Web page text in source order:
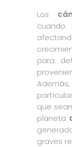
Los
cuando
para
que
planeta
graves